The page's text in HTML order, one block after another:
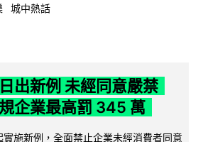
城中熱話
出新例 未經同意嚴禁
企業最高罰 345 萬
施新例，全面禁止企業未經消費者同意